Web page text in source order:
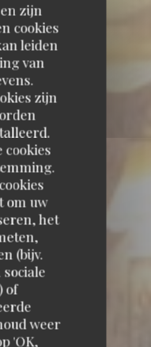
zijn
cookies
leiden
van
zijn
cookies
om uw
het
(bijv.
of
weer
'OK,